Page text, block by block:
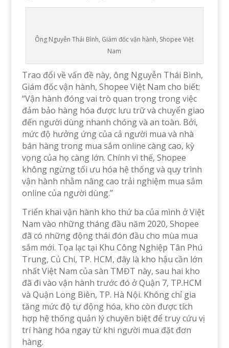
Ông Nguyễn Thái Bình, Giám đốc vận hành, Shopee Việt
Nam
Trao đổi về vấn đề này, ông Nguyễn Thái Bình,
Giám đốc vận hành, Shopee Việt Nam cho biết:
“Vận hành đóng vai trò quan trọng trong việc
đảm bảo hàng hóa được lưu trữ và chuyển giao
đến người dùng nhanh chóng và an toàn. Bởi,
mức độ hưởng ứng của cả người mua và nhà
bán hàng trong mua sắm online càng cao, kỳ
vọng của họ càng lớn. Chính vì thế, Shopee
không ngừng tối ưu hóa hệ thống và quy trình
vận hành nhằm nâng cao trải nghiệm mua sắm
online của người dùng.”
Triển khai vận hành kho thứ ba của mình ở Việt
Nam vào những tháng đầu năm 2020, Shopee
đã có những động thái đón đầu cho mùa mua
sắm mới. Tọa lạc tại Khu Công Nghiệp Tân Phú
Trung, Củ Chi, TP. HCM, đây là kho hậu cần lớn
nhất Việt Nam của sàn TMĐT này, sau hai kho
đã đi vào vận hành trước đó ở Quận 7, TP.HCM
và Quận Long Biên, TP. Hà Nội. Không chỉ gia
tăng mức độ tự động hóa, kho còn được tích
hợp hệ thống quản lý chuyên biệt để truy cứu vị
trí hàng hóa ngay từ khi người mua đặt đơn
hàng.